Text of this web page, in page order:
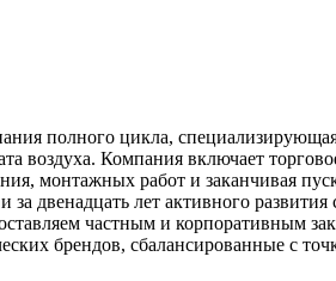
полного цикла,
воздуха. Компания включает
монтажных работ и заканчивая
двенадцать лет активного
частным и корпоративным
брендов, сбалансированные с